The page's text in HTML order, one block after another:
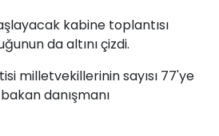
kabine toplantısı
da altını çizdi.
milletvekillerinin sayısı 77'ye
danışmanı